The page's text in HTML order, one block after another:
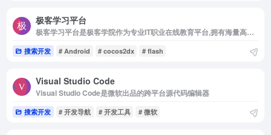
极客学习平台
极客学习平台是极客学院作为专业IT职业在线教育平台,拥有海量高清IT职业课程,涵盖30+个技术领域,如Android,iOS ,Flash,Java,Python,HTML5,Swift,Cocos2dx等视频教程.根据IT在线学习特点,极客学院...
搜索开发 # Android # cocos2dx # flash
Visual Studio Code
Visual Studio Code是微软出品的跨平台源代码编辑器
搜索开发 # 开发导航 # 开发工具 # 微软